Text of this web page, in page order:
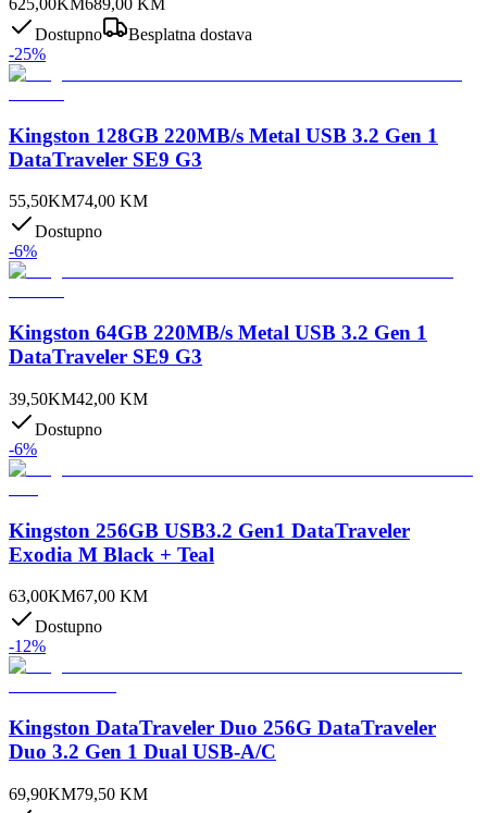
625,00KM689,00 KM
Dostupno
Besplatna dostava
-25%
Kingston 128GB 220MB/s Metal USB 3.2 Gen 1
DataTraveler SE9 G3
55,50KM74,00 KM
Dostupno
-6%
Kingston 64GB 220MB/s Metal USB 3.2 Gen 1
DataTraveler SE9 G3
39,50KM42,00 KM
Dostupno
-6%
Kingston 256GB USB3.2 Gen1 DataTraveler
Exodia M Black + Teal
63,00KM67,00 KM
Dostupno
-12%
Kingston DataTraveler Duo 256G DataTraveler
Duo 3.2 Gen 1 Dual USB-A/C
69,90KM79,50 KM